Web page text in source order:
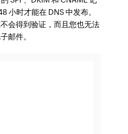
小时才能在 DNS 中发布。
会得到验证，而且您也无法
邮件。